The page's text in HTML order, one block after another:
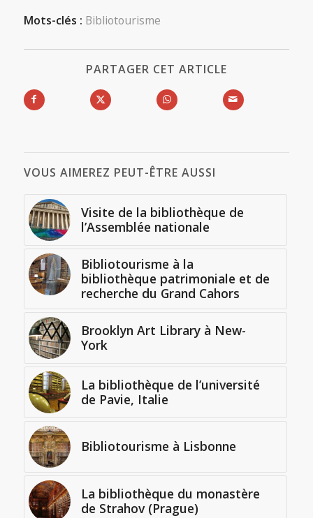
Mots-clés : Bibliotourisme
PARTAGER CET ARTICLE
VOUS AIMEREZ PEUT-ÊTRE AUSSI
Visite de la bibliothèque de
l’Assemblée nationale
Bibliotourisme à la
bibliothèque patrimoniale et de
recherche du Grand Cahors
Brooklyn Art Library à New-
York
La bibliothèque de l’université
de Pavie, Italie
Bibliotourisme à Lisbonne
La bibliothèque du monastère
de Strahov (Prague)